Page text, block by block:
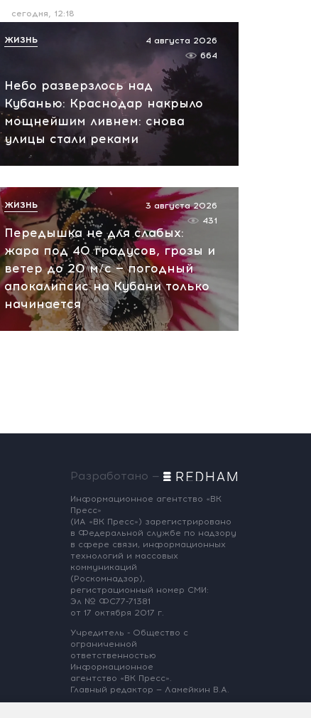
сегодня, 12:18
МИД России предупредил о
затяжном конфликте на
Украине: Европа продолжит
финансировать Киев и
препятствовать
переговорам
Небо разверзлось над
Кубанью: Краснодар накрыло
мощнейшим ливнем: снова
улицы стали реками
4 августа 2026
664
ЖИЗНЬ
Передышка не для слабых:
жара под 40 градусов, грозы и
ветер до 20 м/с — погодный
апокалипсис на Кубани только
начинается
3 августа 2026
431
ЖИЗНЬ
Разработано —
Информационное агентство «ВК
Пресс»
(ИА «ВК Пресс») зарегистрировано
в Федеральной службе по надзору
в сфере связи, информационных
технологий и массовых
коммуникаций
(Роскомнадзор),
регистрационный номер СМИ:
Эл № ФС77-71381
от 17 октября 2017 г.
Учредитель - Общество с
ограниченной
ответственностью
Информационное
агентство «ВК Пресс».
Главный редактор — Ламейкин В.А.